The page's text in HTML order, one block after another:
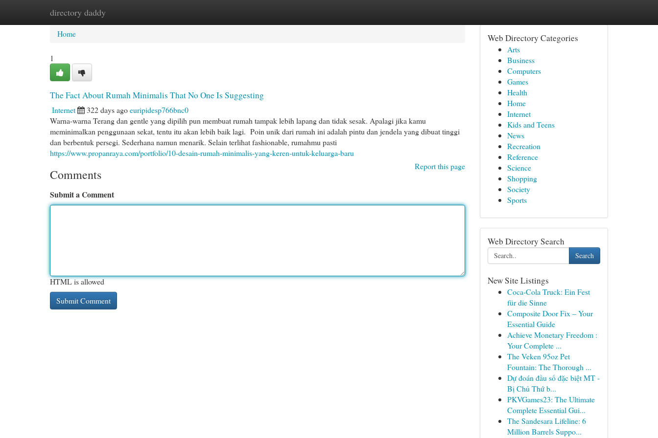
directory daddy
Home New Site Listings
Home
1
The Fact About Rumah Minimalis That No One Is Suggesting
Internet 322 days agoeuripidesp766bnc0
Warna-warna Terang dan gentle yang dipilih pun membuat rumah tampak lebih lapang dan tidak sesak. Apalagi jika kamu
meminimalkan penggunaan sekat, tentu itu akan lebih baik lagi. Poin unik dari rumah ini adalah pintu dan jendela yang dibuat tinggi
dan berbentuk persegi. Sederhana namun menarik. Selain terlihat fashionable, rumahmu pasti
https://www.propanraya.com/portfolio/10-desain-rumah-minimalis-yang-keren-untuk-keluarga-baru
Report this page
Comments
Submit a Comment
HTML is allowed
Web Directory Categories
Arts
Business
Computers
Games
Health
Home
Internet
Kids and Teens
News
Recreation
Reference
Science
Shopping
Society
Sports
Web Directory Search
Search
New Site Listings
Coca-Cola Truck: Ein Fest
für die Sinne
Composite Door Fix – Your
Essential Guide
Achieve Monetary Freedom :
Your Complete ...
The Veken 95oz Pet
Fountain: The Thorough ...
Dự đoán đầu số đặc biệt MT -
Bị Chủ Thứ b...
PKVGames23: The Ultimate
Complete Essential Gui...
The Sandesara Lifeline: 6
Million Barrels Suppo...